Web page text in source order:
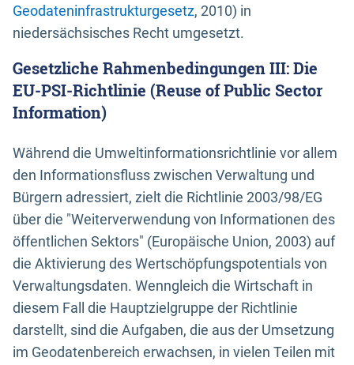
Geodateninfrastrukturgesetz, 2010) in
niedersächsisches Recht umgesetzt.
Gesetzliche Rahmenbedingungen III: Die
EU-PSI-Richtlinie (Reuse of Public Sector
Information)
Während die Umweltinformationsrichtlinie vor allem
den Informationsfluss zwischen Verwaltung und
Bürgern adressiert, zielt die Richtlinie 2003/98/EG
über die "Weiterverwendung von Informationen des
öffentlichen Sektors" (Europäische Union, 2003) auf
die Aktivierung des Wertschöpfungspotentials von
Verwaltungsdaten. Wenngleich die Wirtschaft in
diesem Fall die Hauptzielgruppe der Richtlinie
darstellt, sind die Aufgaben, die aus der Umsetzung
im Geodatenbereich erwachsen, in vielen Teilen mit